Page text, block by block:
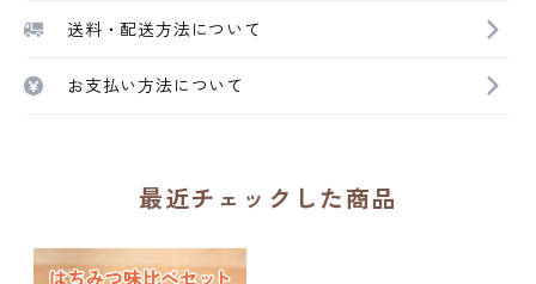
送料・配送方法について
お支払い方法について
最近チェックした商品